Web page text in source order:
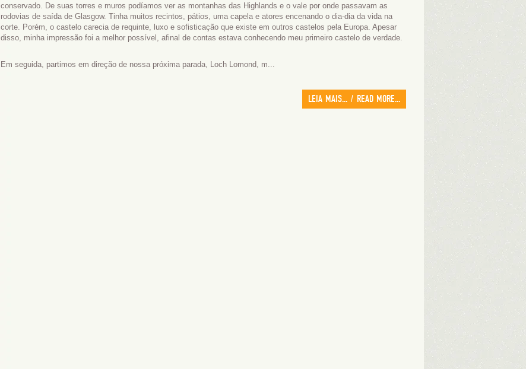
conservado. De suas torres e muros podíamos ver as montanhas das Highlands e o vale por onde passavam as
rodovias de saída de Glasgow. Tinha muitos recintos, pátios, uma capela e atores encenando o dia-dia da vida na
corte. Porém, o castelo carecia de requinte, luxo e sofisticação que existe em outros castelos pela Europa. Apesar
disso, minha impressão foi a melhor possível, afinal de contas estava conhecendo meu primeiro castelo de verdade.
Em seguida, partimos em direção de nossa próxima parada, Loch Lomond, m...
LEIA MAIS... / READ MORE...